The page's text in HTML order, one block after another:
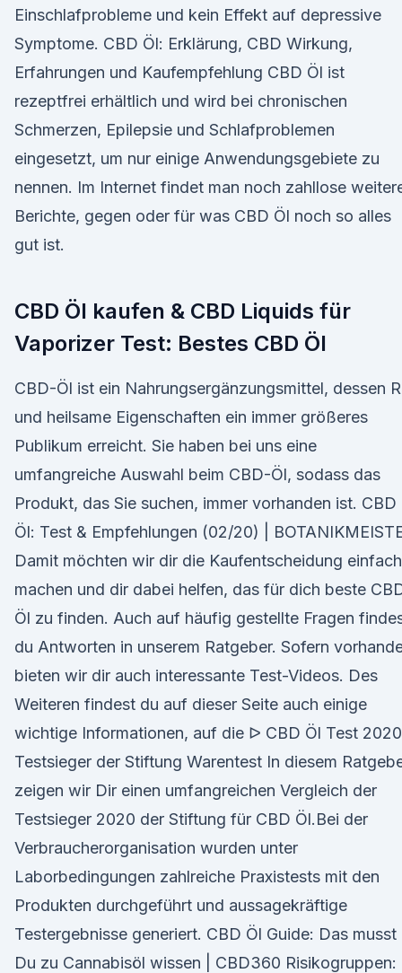
Einschlafprobleme und kein Effekt auf depressive
Symptome. CBD Öl: Erklärung, CBD Wirkung,
Erfahrungen und Kaufempfehlung CBD Öl ist
rezeptfrei erhältlich und wird bei chronischen
Schmerzen, Epilepsie und Schlafproblemen
eingesetzt, um nur einige Anwendungsgebiete zu
nennen. Im Internet findet man noch zahllose
Berichte, gegen oder für was CBD Öl noch so alles
gut ist.
CBD Öl kaufen & CBD Liquids für
Vaporizer Test: Bestes CBD Öl
CBD-Öl ist ein Nahrungsergänzungsmittel, dessen
und heilsame Eigenschaften ein immer größeres
Publikum erreicht. Sie haben bei uns eine
umfangreiche Auswahl beim CBD-Öl, sodass das
Produkt, das Sie suchen, immer vorhanden ist. CBD
Öl: Test & Empfehlungen (02/20) |
Damit möchten wir dir die Kaufentscheidung
machen und dir dabei helfen, das für dich beste
Öl zu finden. Auch auf häufig gestellte Fragen
du Antworten in unserem Ratgeber. Sofern
bieten wir dir auch interessante Test-Videos. Des
Weiteren findest du auf dieser Seite auch einige
wichtige Informationen, auf die ᐅ CBD Öl Test
Testsieger der Stiftung Warentest In diesem
zeigen wir Dir einen umfangreichen Vergleich der
Testsieger 2020 der Stiftung für CBD Öl.Bei der
Verbraucherorganisation wurden unter
Laborbedingungen zahlreiche Praxistests mit den
Produkten durchgeführt und aussagekräftige
Testergebnisse generiert. CBD Öl Guide: Das musst
Du zu Cannabisöl wissen | CBD360 Risikogruppen: